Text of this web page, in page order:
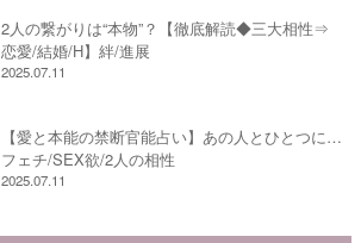
2人の繋がりは“本物”？【徹底解読◆三大相性⇒
恋愛/結婚/H】絆/進展
2025.07.11
【愛と本能の禁断官能占い】あの人とひとつに…
フェチ/SEX欲/2人の相性
2025.07.11